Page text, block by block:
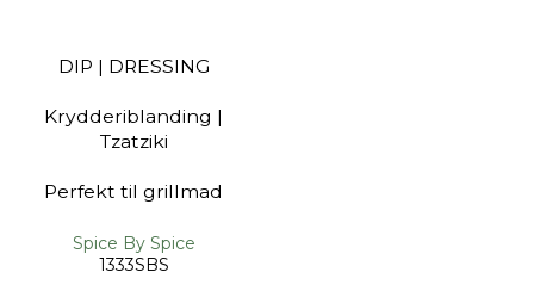
DIP | DRESSING
Krydderiblanding |
Tzatziki
Perfekt til grillmad
Spice By Spice
1333SBS